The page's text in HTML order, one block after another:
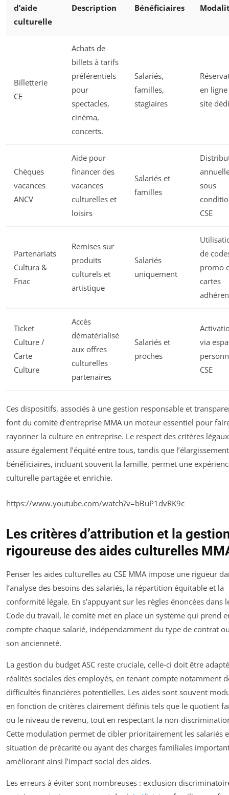
d’aide
culturelle
Description Bénéficiaires
Billetterie
CE
Achats de
billets à tarifs
préférentiels
pour
spectacles,
cinéma,
concerts.
Salariés,
familles,
stagiaires
en
site
Chèques
vacances
ANCV
Aide pour
financer des
vacances
culturelles et
loisirs
Salariés et
familles
sous
CSE
Partenariats
Cultura &
Fnac
Remises sur
produits
culturels et
artistique
Salariés
uniquement
de
promo
cartes
Ticket
Culture /
Carte
Culture
Accès
dématérialisé
aux offres
culturelles
partenaires
Salariés et
proches
via
CSE
Ces dispositifs, associés à une gestion responsable et
font du comité d’entreprise MMA un moteur essentiel pour
rayonner la culture en entreprise. Le respect des critères légaux
assure également l’équité entre tous, tandis que
bénéficiaires, incluant souvent la famille, permet une
culturelle partagée et enrichie.
https://www.youtube.com/watch?v=bBuP1dvRK9c
Les critères d’attribution et la
rigoureuse des aides culturelles
Penser les aides culturelles au CSE MMA impose une rigueur
l’analyse des besoins des salariés, la répartition équitable et la
conformité légale. En s’appuyant sur les règles énoncées dans
Code du travail, le comité met en place un système qui prend
compte chaque salarié, indépendamment du type de contrat
son ancienneté.
La gestion du budget ASC reste cruciale, celle-ci doit être
réalités sociales des employés, en tenant compte notamment
difficultés financières potentielles. Les aides sont souvent
en fonction de critères clairement définis tels que le quotient
ou le niveau de revenu, tout en respectant la non-
Cette modulation permet de cibler prioritairement les salariés
situation de précarité ou ayant des charges familiales
améliorant ainsi l’impact social des aides.
Les erreurs à éviter sont nombreuses : exclusion